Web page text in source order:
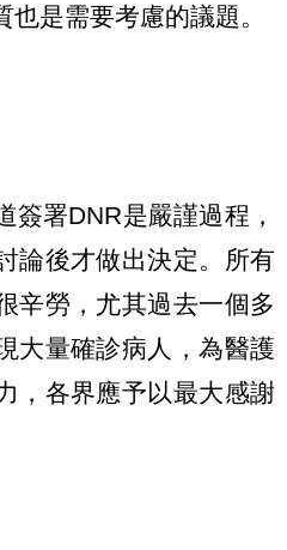
是需要考慮的議題。
簽署DNR是嚴謹過程，
論後才做出決定。所有
辛勞，尤其過去一個多
大量確診病人，為醫護
，各界應予以最大感謝